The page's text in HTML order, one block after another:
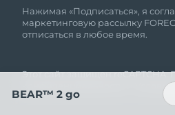
Нажимая «Подписаться», я
маркетинговую рассылку
отписаться в любое время.
Этот сайт защищен
BEAR™ 2 go